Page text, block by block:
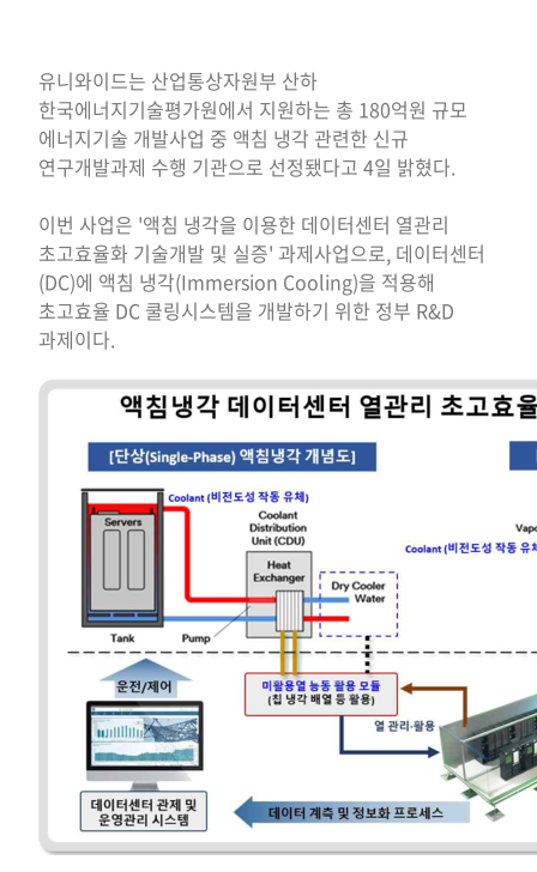
유니와이드는 산업통상자원부 산하
한국에너지기술평가원에서 지원하는 총 180억원 규모
에너지기술 개발사업 중 액침 냉각 관련한 신규
연구개발과제 수행 기관으로 선정됐다고 4일 밝혔다.
이번 사업은 '액침 냉각을 이용한 데이터센터 열관리
초고효율화 기술개발 및 실증' 과제사업으로, 데이터센터
(DC)에 액침 냉각(Immersion Cooling)을 적용해
초고효율 DC 쿨링시스템을 개발하기 위한 정부 R&D
과제이다.